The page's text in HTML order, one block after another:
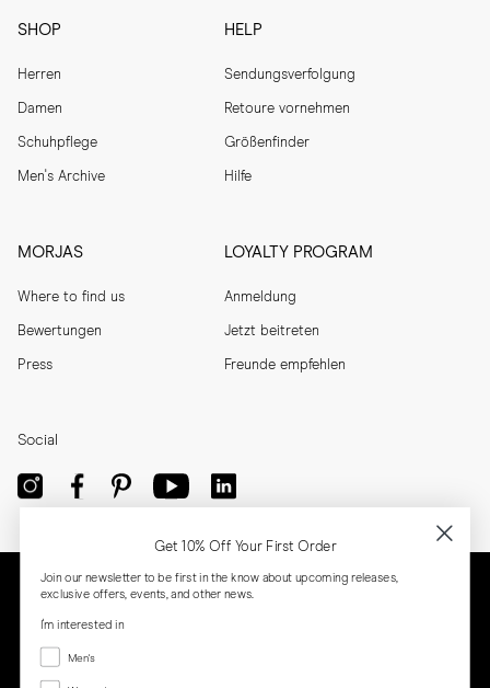
SHOP
Herren
Damen
Schuhpflege
Men's Archive
HELP
Sendungsverfolgung
Retoure vornehmen
Größenfinder
Hilfe
MORJAS
Where to find us
Bewertungen
Press
LOYALTY PROGRAM
Anmeldung
Jetzt beitreten
Freunde empfehlen
Social
Get 10% Off Your First Order
Join our newsletter to be first in the know about upcoming releases,
exclusive offers, events, and other news.
I'm interested in
Menswear
Men's
Women's